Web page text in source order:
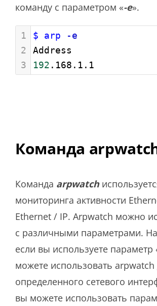
команду с параметром «-e».
1 $ arp
-e
2
Address
3
192 .168.1.1
Команда
Команда arpwatch
мониторинга активности
Ethernet / IP. Arpwatch можно
с различными параметрами.
если вы используете параметр
можете использовать arpwatch
определенного сетевого
вы можете использовать